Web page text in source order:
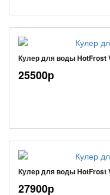
Кулер для воды HotFrost
25500р
Кулер для воды HotFrost
27900р